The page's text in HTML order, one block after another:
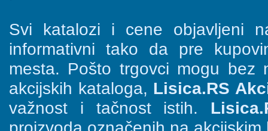
Svi katalozi i cene objavljeni
informativni tako da pre
mesta. Pošto trgovci mogu bez
akcijskih kataloga, Lisica.RS
važnost i tačnost istih.